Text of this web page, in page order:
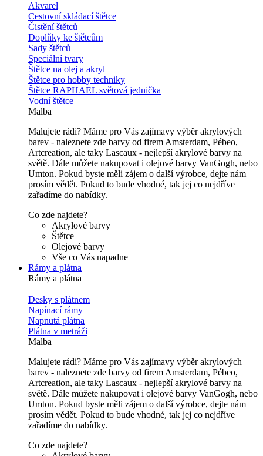
Akvarel
Cestovní skládací štětce
Čistění štětců
Doplňky ke štětcům
Sady štětců
Speciální tvary
Štětce na olej a akryl
Štětce pro hobby techniky
Štětce RAPHAEL světová jednička
Vodní štětce
Malba
Malujete rádi? Máme pro Vás zajímavy výběr akrylových
barev - naleznete zde barvy od firem Amsterdam, Pébeo,
Artcreation, ale taky Lascaux - nejlepší akrylové barvy na
světě. Dále můžete nakupovat i olejové barvy VanGogh, nebo
Umton. Pokud byste měli zájem o další výrobce, dejte nám
prosím vědět. Pokud to bude vhodné, tak jej co nejdříve
zařadíme do nabídky.
Co zde najdete?
Akrylové barvy
Štětce
Olejové barvy
Vše co Vás napadne
Rámy a plátna
Rámy a plátna
Desky s plátnem
Napínací rámy
Napnutá plátna
Plátna v metráži
Malba
Malujete rádi? Máme pro Vás zajímavy výběr akrylových
barev - naleznete zde barvy od firem Amsterdam, Pébeo,
Artcreation, ale taky Lascaux - nejlepší akrylové barvy na
světě. Dále můžete nakupovat i olejové barvy VanGogh, nebo
Umton. Pokud byste měli zájem o další výrobce, dejte nám
prosím vědět. Pokud to bude vhodné, tak jej co nejdříve
zařadíme do nabídky.
Co zde najdete?